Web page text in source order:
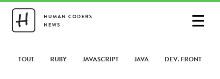
☰
PARTAGER UN LIEN
TOUT RUBY JAVASCRIPT JAVA DEV. FRONT